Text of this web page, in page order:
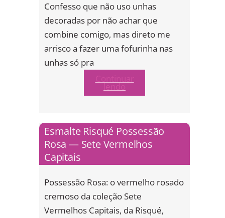
Confesso que não uso unhas
decoradas por não achar que
combine comigo, mas direto me
arrisco a fazer uma fofurinha nas
unhas só pra
lendo
Esmalte Risqué Possessão
Rosa — Sete Vermelhos
Capitais
Possessão Rosa: o vermelho rosado
cremoso da coleção Sete
Vermelhos Capitais, da Risqué,